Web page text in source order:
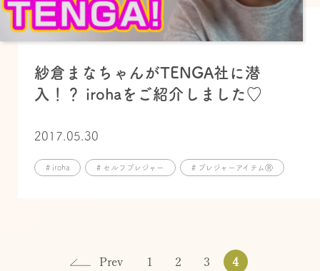
紗倉まなちゃんがTENGA社に潜
入！？ irohaをご紹介しました♡
2017.05.30
# iroha # セルフプレジャー # プレジャーアイテムⓇ
Prev 1 2 3 4